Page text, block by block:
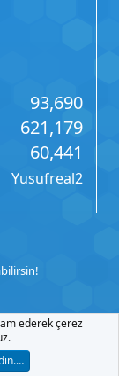
93,690
621,179
60,441
Yusufreal2
ederek çerez